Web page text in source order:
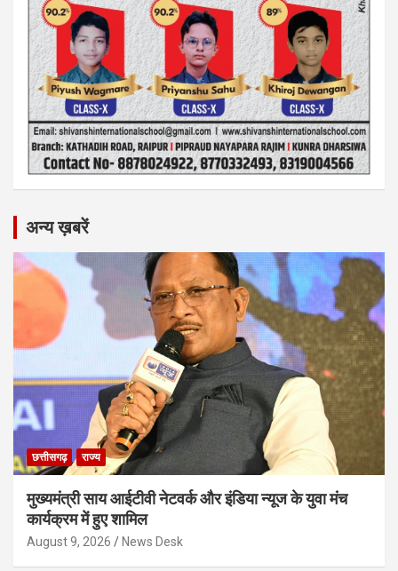
अन्य ख़बरें
छत्तीसगढ़ राज्य
मुख्यमंत्री साय आईटीवी नेटवर्क और इंडिया न्यूज के युवा मंच
कार्यक्रम में हुए शामिल
August 9, 2026 News Desk